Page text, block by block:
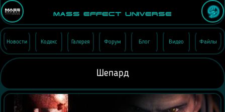
Mass Effect Universe
Новости Кодекс Галерея Форум Блог Видео Файлы
Шепард